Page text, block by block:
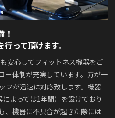
！
って頂けます。
安心してフィットネス機器をご
ー体制が充実しています。万が一
フが迅速に対応致します。機器
よっては1年間）を設けており
、機器に不具合が起きた際には